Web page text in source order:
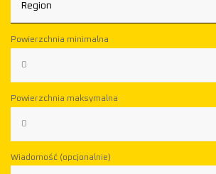
Region
Powierzchnia minimalna
Powierzchnia maksymalna
Wiadomość (opcjonalnie)